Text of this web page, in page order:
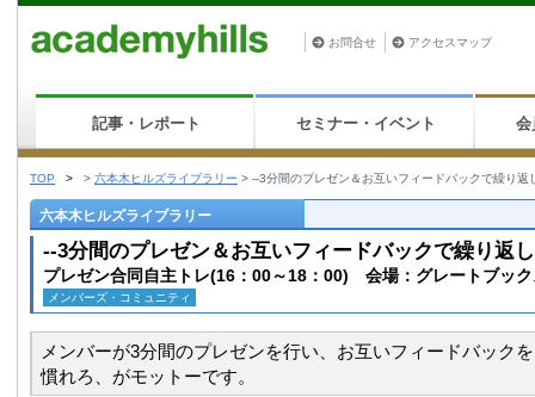
お問合せ アクセスマップ
記事・レポート セミナー・イベント 会
TOP > > 六本木ヒルズライブラリー > --3分間のプレゼン＆お互いフィードバックで繰り返
六本木ヒルズライブラリー
--3分間のプレゼン＆お互いフィードバックで繰り返
プレゼン合同自主トレ(16：00～18：00) 会場：グレートブッ
メンバーズ・コミュニティ
メンバーが3分間のプレゼンを行い、お互いフィードバック
慣れろ、がモットーです。